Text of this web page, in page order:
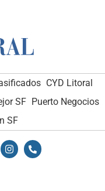
CYD Litoral
SF Puerto Negocios
SF